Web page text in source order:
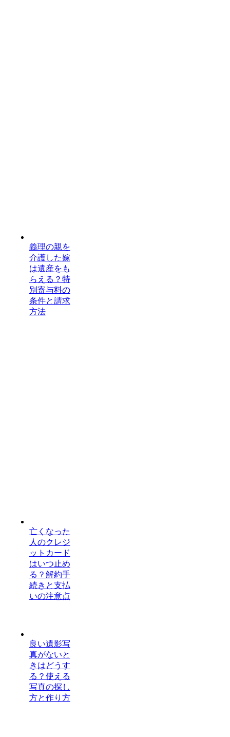
義理の親を
介護した嫁
は遺産をも
らえる？特
別寄与料の
条件と請求
方法
亡くなった
人のクレジ
ットカード
はいつ止め
る？解約手
続きと支払
いの注意点
良い遺影写
真がないと
きはどうす
る？使える
写真の探し
方と作り方